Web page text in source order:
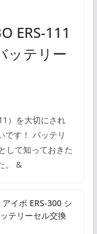
ERS-111
ッテリー
）を大切にされ
です！ バッテリ
して知っておきた
。 &
イボ ERS-300 シ
テリーセル交換